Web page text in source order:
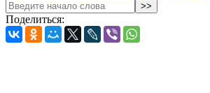
Поделиться: